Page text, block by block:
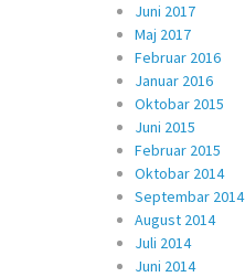
Juni 2017
Maj 2017
Februar 2016
Januar 2016
Oktobar 2015
Juni 2015
Februar 2015
Oktobar 2014
Septembar 2014
August 2014
Juli 2014
Juni 2014